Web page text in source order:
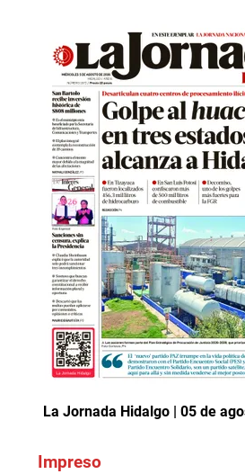
La Jornada Hidalgo | 05 de
Impreso